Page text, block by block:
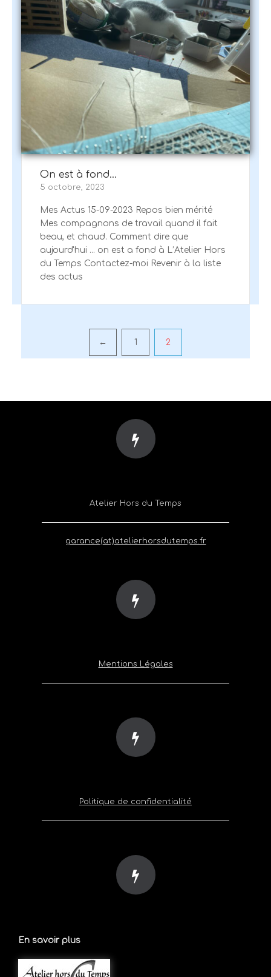
On est à fond…
5 octobre, 2023
Mes Actus 15-09-2023 Repos bien mérité
Mes compagnons de travail quand il fait
beau, et chaud. Comment dire que
aujourd'hui ... on est a fond à L’Atelier Hors
du Temps Contactez-moi Revenir à la liste
des actus
Pagination
← 1 2
Atelier Hors du Temps
garance(at)atelierhorsdutemps.fr
Mentions Légales
Politique de confidentialité
En savoir plus